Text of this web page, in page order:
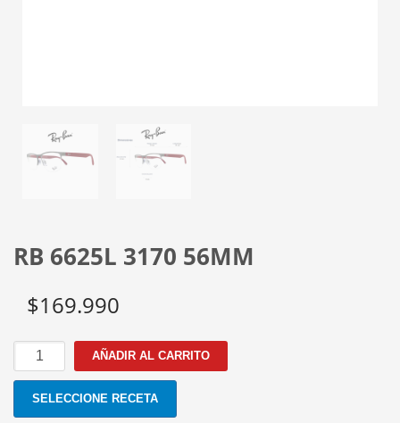
RB 6625L 3170 56MM
$169.990
6625L
AÑADIR AL CARRITO
SELECCIONE RECETA